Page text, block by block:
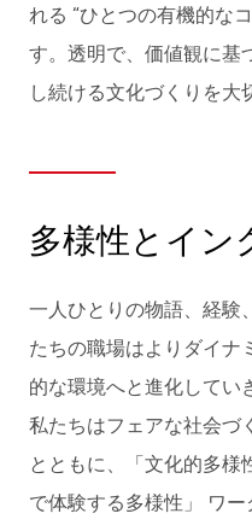
れる “ひとつの有機的な
す。透明で、価値観に基
し続ける文化づくりを大
多様性とイン
一人ひとりの物語、経験
たちの職場はよりダイナ
的な環境へと進化してい
私たちはフェアな社会づ
とともに、「文化的多
で体験する多様性」 ワー